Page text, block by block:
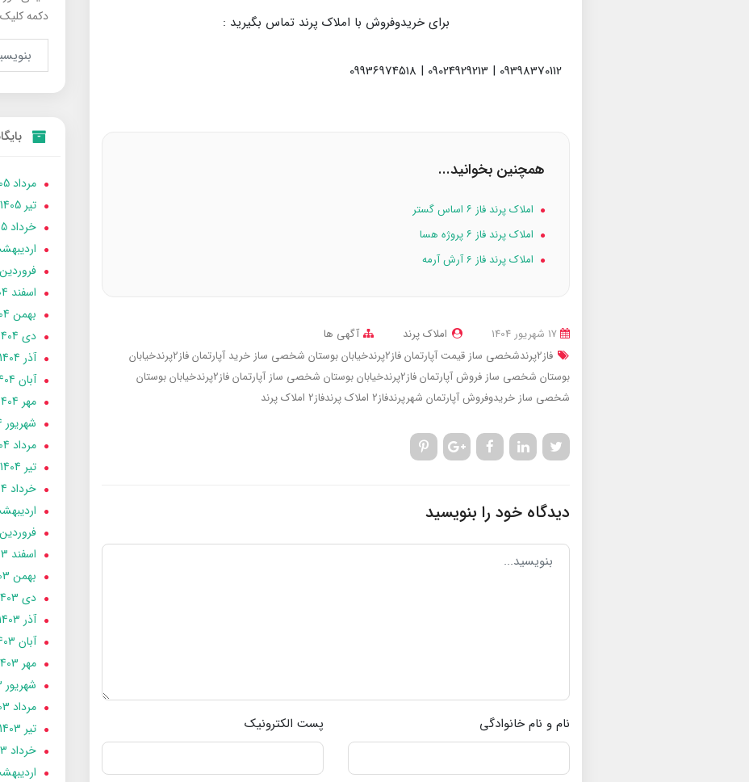
برای خریدوفروش با املاک پرند تماس بگیرید :
همچنین بخوانید...
املاک پرند فاز ۶ اساس گستر
املاک پرند فاز ۶ پروژه هسا
املاک پرند فاز 6 آرش آرمه
املاک پرند
آگهی ها
فاز2پرندشخصی ساز
قیمت آپارتمان فاز2پرندخیابان بوستان شخصی ساز
خرید آپارتمان فاز2پرندخیابان
بوستان شخصی ساز فروش آپارتمان فاز2پرندخیابان بوستان شخصی ساز
آپارتمان فاز2پرندخیابان بوستان
شخصی ساز خریدوفروش آپارتمان شهرپرندفاز2 املاک پرندفاز2 املاک پرند
دیدگاه خود را بنویسید
نام و نام خانوادگی پست الکترونیک
دکمه
مرداد 1405
تير 1405
خرداد 1405
ارديبهشت
فروردین 1405
اسفند 1404
بهمن 1404
دی 1404
آذر 1404
آبان 1404
مهر 1404
شهریور 1404
مرداد 1404
تير 1404
خرداد 1404
ارديبهشت
فروردین 1404
اسفند 1403
بهمن 1403
دی 1403
آذر 1403
آبان 1403
مهر 1403
شهریور 1403
مرداد 1403
تير 1403
خرداد 1403
ارديبهشت